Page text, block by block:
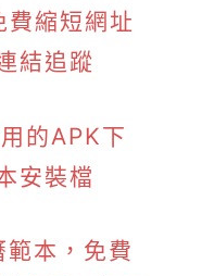
費縮短網址
結追蹤
的APK下
安裝檔
本，免費